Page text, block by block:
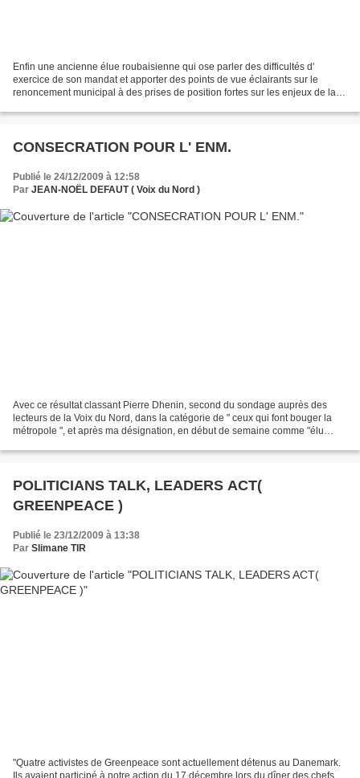
Enfin une ancienne élue roubaisienne qui ose parler des difficultés d'
exercice de son mandat et apporter des points de vue éclairants sur le
renoncement municipal à des prises de position fortes sur les enjeux de la
CONSECRATION POUR L' ENM.
Publié le 24/12/2009 à 12:58
Par JEAN-NOËL DEFAUT ( Voix du Nord )
Avec ce résultat classant Pierre Dhenin, second du sondage auprès des
lecteurs de la Voix du Nord, dans la catégorie de " ceux qui font bouger la
métropole ", et après ma désignation, en début de semaine comme "élu
POLITICIANS TALK, LEADERS ACT(
GREENPEACE )
Publié le 23/12/2009 à 13:38
Par Slimane TIR
"Quatre activistes de Greenpeace sont actuellement détenus au Danemark.
Ils avaient participé à notre action du 17 décembre lors du dîner des chefs